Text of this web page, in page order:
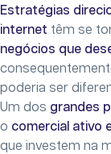
Estratégias
internet têm se
negócios que
poderia ser
Um dos grandes
o comercial ativo
que investem na